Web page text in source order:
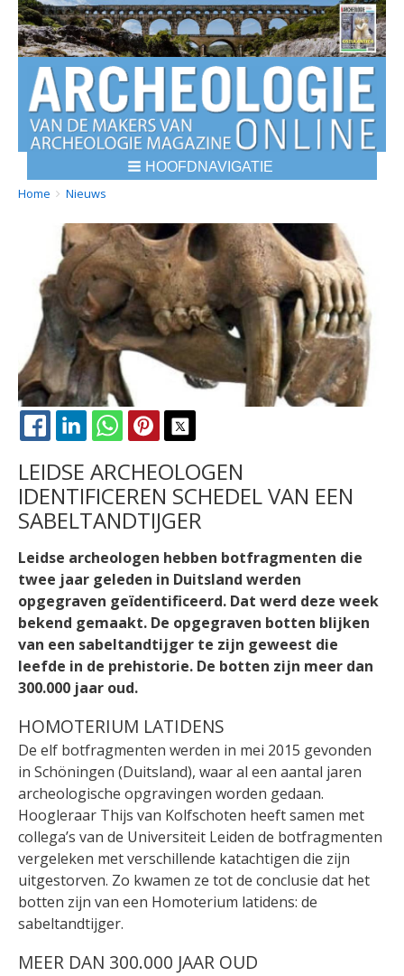
HOOFDNAVIGATIE
BREADCRUMBS
YOU
Home Nieuws
FACEBOOK
LINKEDINWHATSAPPPINTEREST
LEIDSE ARCHEOLOGEN
IDENTIFICEREN SCHEDEL VAN EEN
SABELTANDTIJGER
Leidse archeologen hebben botfragmenten die
twee jaar geleden in Duitsland werden
opgegraven geïdentificeerd. Dat werd deze week
bekend gemaakt. De opgegraven botten blijken
van een sabeltandtijger te zijn geweest die
leefde in de prehistorie. De botten zijn meer dan
300.000 jaar oud.
HOMOTERIUM LATIDENS
De elf botfragmenten werden in mei 2015 gevonden
in Schöningen (Duitsland), waar al een aantal jaren
archeologische opgravingen worden gedaan.
Hoogleraar Thijs van Kolfschoten heeft samen met
collega’s van de Universiteit Leiden de botfragmenten
vergeleken met verschillende katachtigen die zijn
uitgestorven. Zo kwamen ze tot de conclusie dat het
botten zijn van een Homoterium latidens: de
sabeltandtijger.
MEER DAN 300.000 JAAR OUD